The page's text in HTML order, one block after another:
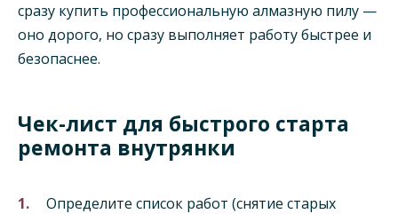
сразу купить профессиональную алмазную пилу —
оно дорого, но сразу выполняет работу быстрее и
безопаснее.
Чек-лист для быстрого старта
ремонта внутрянки
Определите список работ (снятие старых